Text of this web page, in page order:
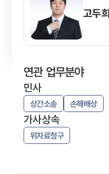
고두희
연관 업무분야
민사
상간소송 손해배상
가사상속
위자료청구